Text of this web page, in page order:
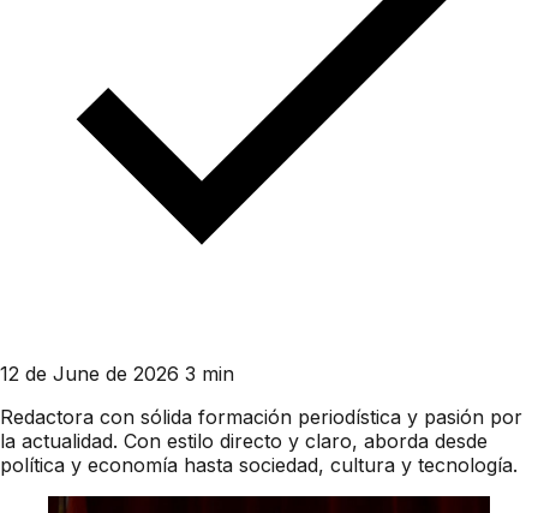
12 de June de 2026 3 min
Redactora con sólida formación periodística y pasión por
la actualidad. Con estilo directo y claro, aborda desde
política y economía hasta sociedad, cultura y tecnología.